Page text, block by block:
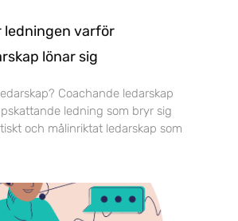
ledningen varför
lönar sig
Coachande ledarskap
ledning som bryr sig
och målinriktat ledarskap som